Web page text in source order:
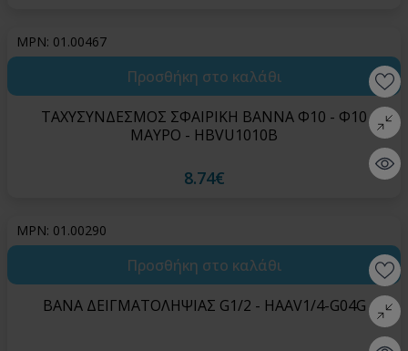
MPN: 01.00467
Quick
Προσθήκη στο καλάθι
ΤΑΧΥΣΥΝΔΕΣΜΟΣ ΣΦΑΙΡΙΚΗ ΒΑΝΝΑ Φ10 - Φ10
ΜΑΥΡΟ - HBVU1010B
8.74€
MPN: 01.00290
Quick
Προσθήκη στο καλάθι
ΒΑΝΑ ΔΕΙΓΜΑΤΟΛΗΨΙΑΣ G1/2 - HAAV1/4-G04G